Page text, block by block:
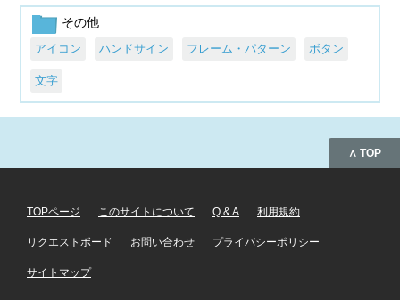
その他
アイコン ハンドサイン フレーム・パターン ボタン
文字
∧ TOP
TOPページ このサイトについて Q & A 利用規約
リクエストボード お問い合わせ プライバシーポリシー
サイトマップ